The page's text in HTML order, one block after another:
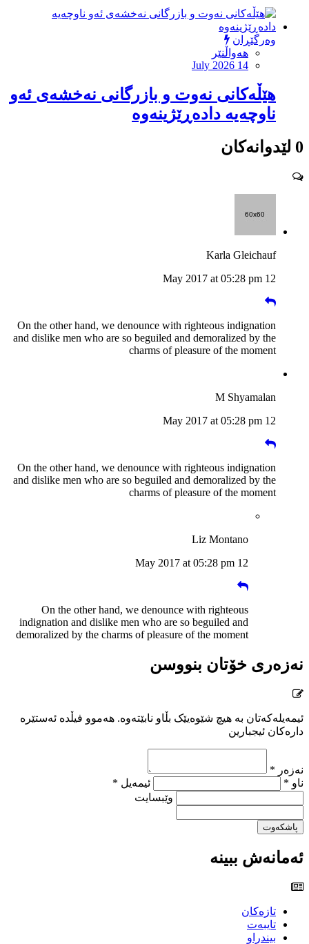
وەرگێڕان
هەواڵنێر
July 2026 14
هێڵەکانى نەوت و بازرگانى نەخشەى ئەو
ناوچەیە دادەڕێژینەوە
0 لێدوانەکان
Karla Gleichauf
12 May 2017 at 05:28 pm
On the other hand, we denounce with righteous indignation
and dislike men who are so beguiled and demoralized by the
charms of pleasure of the moment
M Shyamalan
12 May 2017 at 05:28 pm
On the other hand, we denounce with righteous indignation
and dislike men who are so beguiled and demoralized by the
charms of pleasure of the moment
Liz Montano
12 May 2017 at 05:28 pm
On the other hand, we denounce with righteous
indignation and dislike men who are so beguiled and
demoralized by the charms of pleasure of the moment
نەزەری خۆتان بنووسن
ئیمەیلەکەتان بە هیچ شێوەیێک بڵاو نابێتەوە. هەموو فیڵدە ئەستێرە
دارەکان ئیجبارین
نەزەر *
ناو *
ئیمەیل *
وێبسایت
پاشکەوت
ئەمانەش ببینە
تازەکان
تایبەت
بیندراو